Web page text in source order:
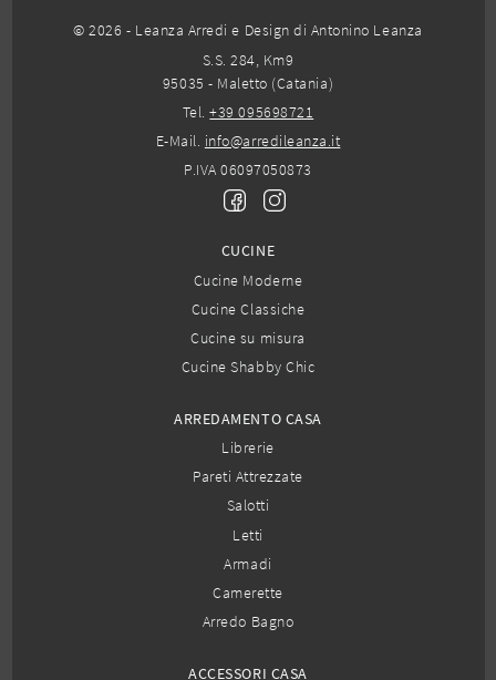
© 2026 - Leanza Arredi e Design di Antonino Leanza
S.S. 284, Km9
95035 - Maletto (Catania)
Tel.+39 095698721
E-Mail. info@arredileanza.it
P.IVA 06097050873
CUCINE
Cucine Moderne
Cucine Classiche
Cucine su misura
Cucine Shabby Chic
ARREDAMENTO CASA
Librerie
Pareti Attrezzate
Salotti
Letti
Armadi
Camerette
Arredo Bagno
ACCESSORI CASA